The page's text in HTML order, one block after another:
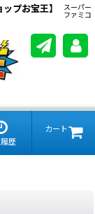
プお宝王】
スーパー
ファミコ
歴
カート